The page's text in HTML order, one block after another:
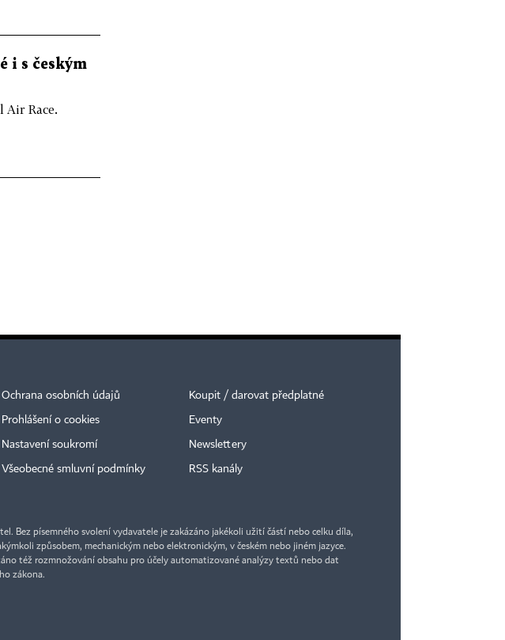
i s českým
Air Race.
Ochrana osobních údajů
Prohlášení o cookies
Nastavení soukromí
Všeobecné smluvní podmínky
Koupit / darovat předplatné
Eventy
Newslettery
RSS kanály
Bez písemného svolení vydavatele je zakázáno jakékoli užití částí nebo celku díla,
způsobem, mechanickým nebo elektronickým, v českém nebo jiném jazyce.
též rozmnožování obsahu pro účely automatizované analýzy textů nebo dat
zákona.